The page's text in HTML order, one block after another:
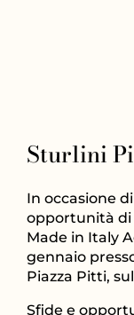
Sturlini
In occasione
opportunità di
Made in Italy
gennaio
Piazza Pitti,
Sfide e